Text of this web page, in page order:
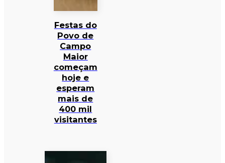
Festas do
Povo de
Campo
Maior
começam
hoje e
esperam
mais de
400 mil
visitantes